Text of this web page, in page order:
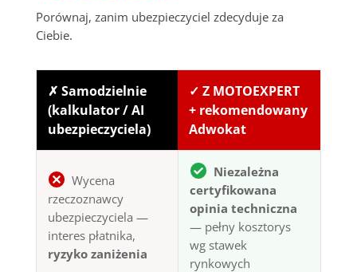
Porównaj, zanim ubezpieczyciel zdecyduje za
Ciebie.
✗ Samodzielnie
(kalkulator / AI
ubezpieczyciela)
✓ Z MOTOEXPERT
+ rekomendowany
Adwokat
Wycena
rzeczoznawcy
ubezpieczyciela —
interes płatnika,
ryzyko zaniżenia
Niezależna
certyfikowana
opinia techniczna
— pełny kosztorys
wg stawek
rynkowych